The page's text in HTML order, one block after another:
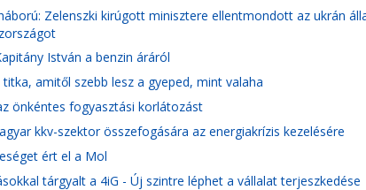
Zelenszki kirúgott minisztere ellentmondott az ukrán
István a benzin áráról
amitől szebb lesz a gyeped, mint valaha
önkéntes fogyasztási korlátozást
kkv-szektor összefogására az energiakrízis kezelésére
ért el a Mol
tárgyalt a 4iG - Új szintre léphet a vállalat terjeszkedése